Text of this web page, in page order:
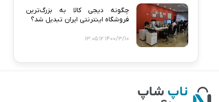
چگونه دیجی‌ کالا به بزرگ‌ترین
فروشگاه اینترنتی ایران تبدیل شد؟
1400/3/10 13:05:12